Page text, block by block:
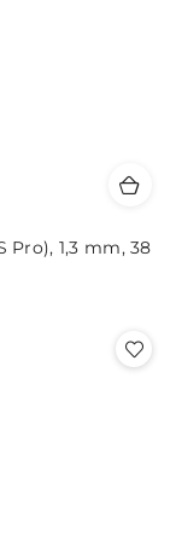
Pro), 1,3 mm, 38